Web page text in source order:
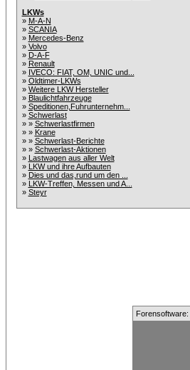
LKWs
» M-A-N
» SCANIA
» Mercedes-Benz
» Volvo
» D-A-F
» Renault
» IVECO: FIAT, OM, UNIC und...
» Oldtimer-LKWs
» Weitere LKW Hersteller
» Blaulichtfahrzeuge
» Speditionen,Fuhrunternehm...
» Schwerlast
» » Schwerlastfirmen
» » Krane
» » Schwerlast-Berichte
» » Schwerlast-Aktionen
» Lastwagen aus aller Welt
» LKW und ihre Aufbauten
» Dies und das,rund um den ...
» LKW-Treffen, Messen und A...
» Steyr
Forensoftware: